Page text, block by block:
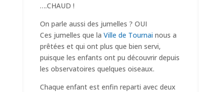
….CHAUD !
On parle aussi des jumelles ? OUI
Ces jumelles que la Ville de Tournainous a
prêtées et qui ont plus que bien servi,
puisque les enfants ont pu découvrir depuis
les observatoires quelques oiseaux.
Chaque enfant est enfin reparti avec deux